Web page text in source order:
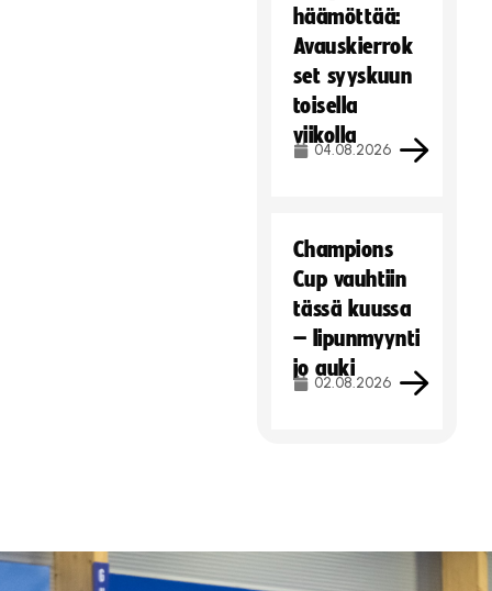
häämöttää:
Avauskierrok
set syyskuun
toisella
viikolla
04.08.2026
Champions
Cup vauhtiin
tässä kuussa
– lipunmyynti
jo auki
02.08.2026